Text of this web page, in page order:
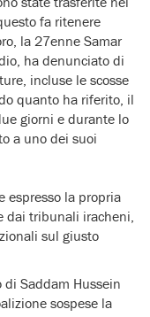
fa ritenere
la 27enne Samar
ha denunciato di
incluse le scosse
quanto ha riferito, il
giorni e durante lo
a uno dei suoi
espresso la propria
dai tribunali iracheni,
sul giusto
di Saddam Hussein
sospese la